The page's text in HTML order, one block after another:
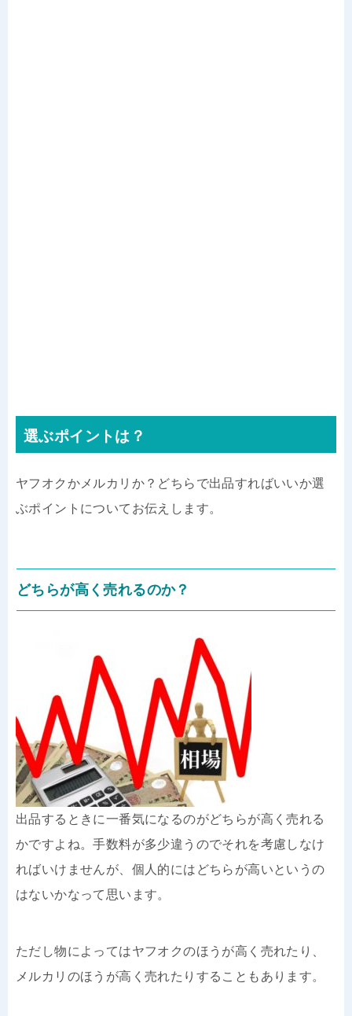
選ぶポイントは？
ヤフオクかメルカリか？どちらで出品すればいいか選
ぶポイントについてお伝えします。
どちらが高く売れるのか？
出品するときに一番気になるのがどちらが高く売れる
かですよね。手数料が多少違うのでそれを考慮しなけ
ればいけませんが、個人的にはどちらが高いというの
はないかなって思います。
ただし物によってはヤフオクのほうが高く売れたり、
メルカリのほうが高く売れたりすることもあります。